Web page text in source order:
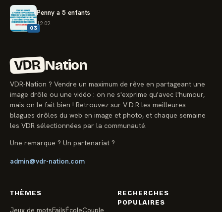
03
Penny a 5 enfants
12.02
VDR Nation
VDR-Nation ? Vendre un maximum de rêve en partageant une
image drôle ou une vidéo : on ne s'exprime qu'avec l'humour,
mais on le fait bien ! Retrouvez sur V.D.R les meilleures
blagues drôles du web en image et photo, et chaque semaine
les VDR sélectionnées par la communauté.
Une remarque ? Un partenariat ?
admin@vdr-nation.com
THÈMES
RECHERCHES
POPULAIRES